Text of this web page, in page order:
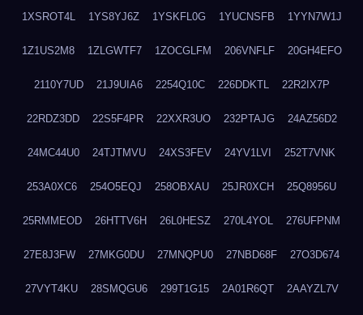
1XSROT4L 1YS8YJ6Z 1YSKFL0G 1YUCNSFB 1YYN7W1J
1Z1US2M8 1ZLGWTF7 1ZOCGLFM 206VNFLF 20GH4EFO
2110Y7UD 21J9UIA6 2254Q10C 226DDKTL 22R2IX7P
22RDZ3DD 22S5F4PR 22XXR3UO 232PTAJG 24AZ56D2
24MC44U0 24TJTMVU 24XS3FEV 24YV1LVI 252T7VNK
253A0XC6 254O5EQJ 258OBXAU 25JR0XCH 25Q8956U
25RMMEOD 26HTTV6H 26L0HESZ 270L4YOL 276UFPNM
27E8J3FW 27MKG0DU 27MNQPU0 27NBD68F 27O3D674
27VYT4KU 28SMQGU6 299T1G15 2A01R6QT 2AAYZL7V